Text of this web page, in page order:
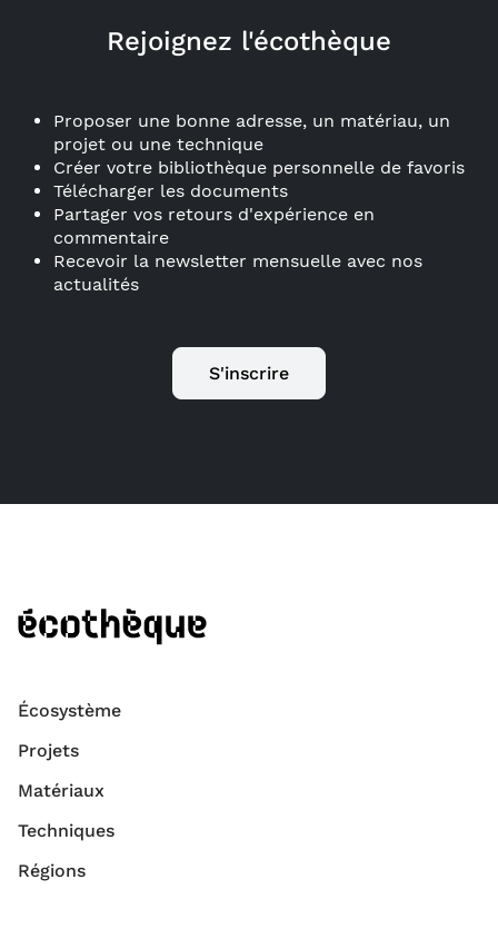
Rejoignez l'écothèque
Proposer une bonne adresse, un matériau, un
projet ou une technique
Créer votre bibliothèque personnelle de favoris
Télécharger les documents
Partager vos retours d'expérience en
commentaire
Recevoir la newsletter mensuelle avec nos
actualités
S'inscrire
Écosystème
Projets
Matériaux
Techniques
Régions